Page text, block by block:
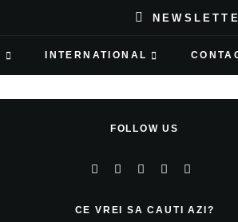
INTERNATIONAL
FOLLOW US
CE VREI SA CAUTI AZI?